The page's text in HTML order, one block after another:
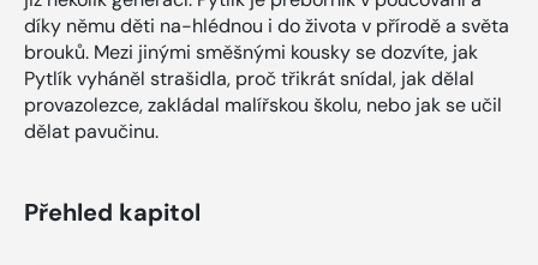
díky němu děti na-hlédnou i do života v přírodě a světa
brouků. Mezi jinými směšnými kousky se dozvíte, jak
Pytlík vyháněl strašidla, proč třikrát snídal, jak dělal
provazolezce, zakládal malířskou školu, nebo jak se učil
dělat pavučinu.
Přehled kapitol